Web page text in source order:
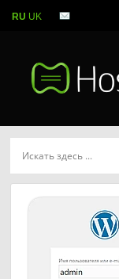
RU UK